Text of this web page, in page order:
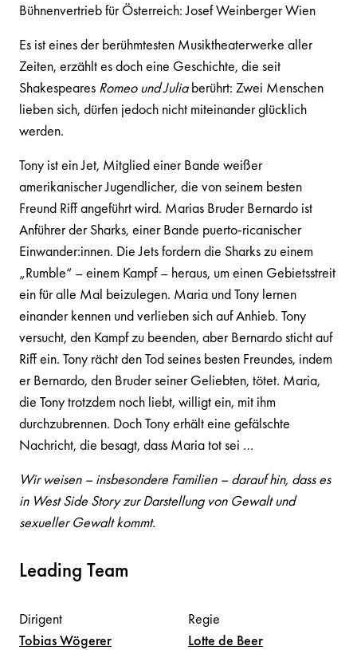
Bühnenvertrieb für Österreich: Josef Weinberger Wien
Es ist eines der berühmtesten Musiktheaterwerke aller
Zeiten, erzählt es doch eine Geschichte, die seit
Shakespeares Romeo und Juliaberührt: Zwei Menschen
lieben sich, dürfen jedoch nicht miteinander glücklich
werden.
Tony ist ein Jet, Mitglied einer Bande weißer
amerikanischer Jugendlicher, die von seinem besten
Freund Riff angeführt wird. Marias Bruder Bernardo ist
Anführer der Sharks, einer Bande puerto-ricanischer
Einwander:innen. Die Jets fordern die Sharks zu einem
„Rumble“ – einem Kampf – heraus, um einen Gebietsstreit
ein für alle Mal beizulegen. Maria und Tony lernen
einander kennen und verlieben sich auf Anhieb. Tony
versucht, den Kampf zu beenden, aber Bernardo sticht auf
Riff ein. Tony rächt den Tod seines besten Freundes, indem
er Bernardo, den Bruder seiner Geliebten, tötet. Maria,
die Tony trotzdem noch liebt, willigt ein, mit ihm
durchzubrennen. Doch Tony erhält eine gefälschte
Nachricht, die besagt, dass Maria tot sei …
Wir weisen – insbesondere Familien – darauf hin, dass es
in West Side Story zur Darstellung von Gewalt und
sexueller Gewalt kommt.
Leading Team
Dirigent
TobiasWögerer
Regie
Lotte de Beer